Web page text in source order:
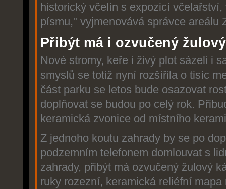
historický včelín s expozicí
písmu," vyjmenovává správce areálu
Přibýt má i ozvučený
Nové stromy, keře i živý plot sázeli i
smyslů se totiž nyní rozšířila o tisíc
část parku se letos bude osazovat
doplňovat se budou po celý rok.
keramická zvonice od místního
Z jednoho koutu zahrady by se po
podzemním telefonem domlouvat s
zahrady, přibýt má ozvučený žulový
ruky rozezní, keramická reliéfní